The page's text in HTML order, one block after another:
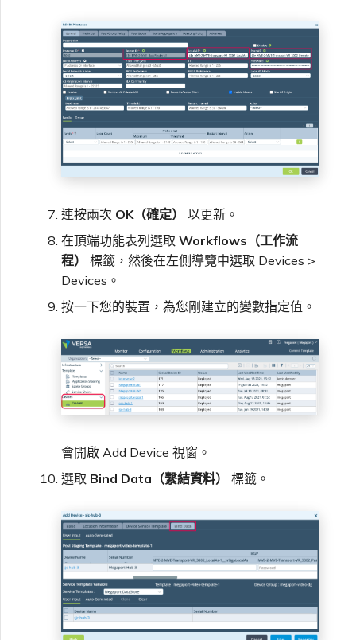
連按兩次 OK（確定）
以更新。
在頂端功能表列選取 Workflows（工作流
程）
標籤，然後在左側導覽中選取 Devices >
Devices。
按一下您的裝置，為您剛建立的變數指定值。
會開啟 Add Device 視窗。
選取 Bind Data（繫結資料） 標籤。